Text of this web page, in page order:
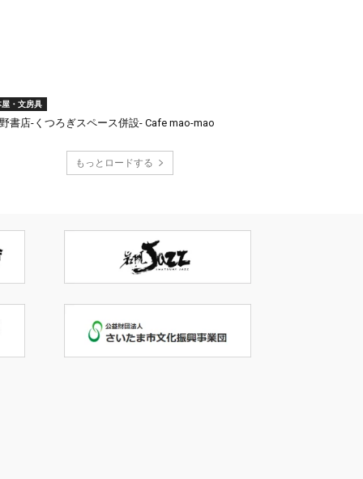
・文房具
書店-くつろぎスペース併設- Cafe mao-mao
もっとロードする